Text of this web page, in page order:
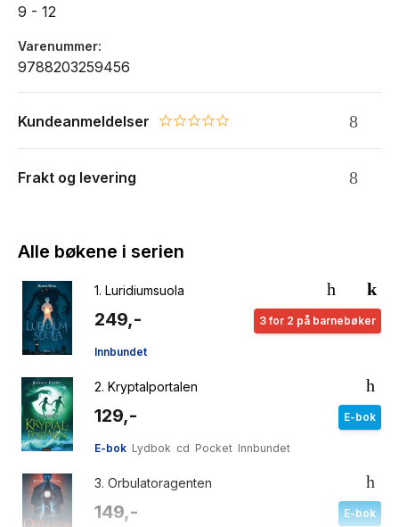
9 - 12
Varenummer
9788203259456
Kundeanmeldelser 0.0 star rating
Frakt og levering
Alle bøkene i serien
1. Luridiumsuola
249,- 3 for 2 på barnebøker
Innbundet
2. Kryptalportalen
129,- E-bok
E-bok Lydbok cd Pocket Innbundet
3. Orbulatoragenten
149,- E-bok